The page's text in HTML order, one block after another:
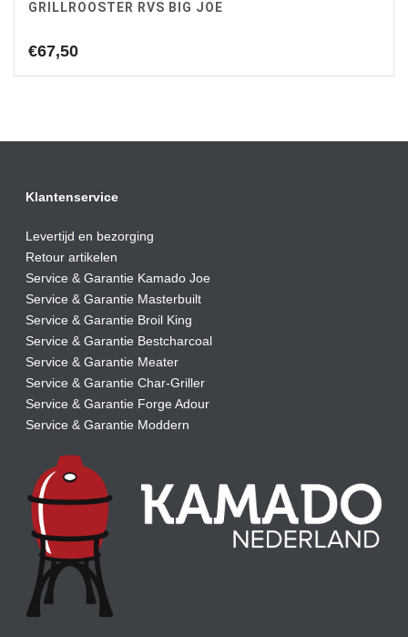
GRILLROOSTER RVS BIG JOE
€67,50
Klantenservice
Levertijd en bezorging
Retour artikelen
Service & Garantie Kamado Joe
Service & Garantie Masterbuilt
Service & Garantie Broil King
Service & Garantie Bestcharcoal
Service & Garantie Meater
Service & Garantie Char-Griller
Service & Garantie Forge Adour
Service & Garantie Moddern